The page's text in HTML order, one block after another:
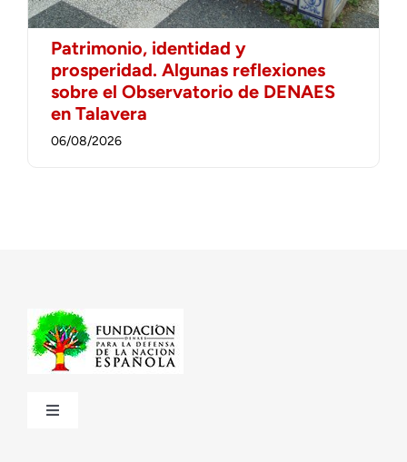
Patrimonio, identidad y
prosperidad. Algunas reflexiones
sobre el Observatorio de DENAES
en Talavera
06/08/2026
Toggle